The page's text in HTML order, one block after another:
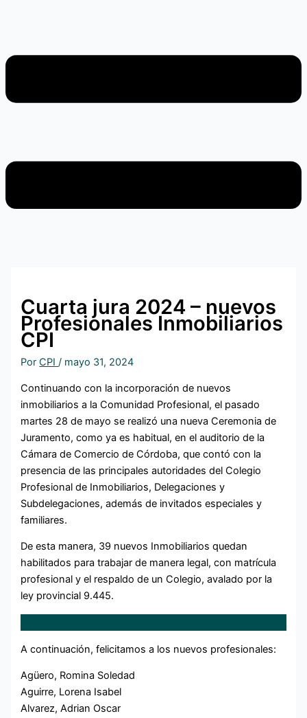
Cuarta jura 2024 – nuevos
Profesionales Inmobiliarios
CPI
PorCPI/ mayo 31, 2024
Continuando con la incorporación de nuevos
inmobiliarios a la Comunidad Profesional, el pasado
martes 28 de mayo se realizó una nueva Ceremonia de
Juramento, como ya es habitual, en el auditorio de la
Cámara de Comercio de Córdoba, que contó con la
presencia de las principales autoridades del Colegio
Profesional de Inmobiliarios, Delegaciones y
Subdelegaciones, además de invitados especiales y
familiares.
De esta manera, 39 nuevos Inmobiliarios quedan
habilitados para trabajar de manera legal, con matrícula
profesional y el respaldo de un Colegio, avalado por la
ley provincial 9.445.
A continuación, felicitamos a los nuevos profesionales:
Agüero, Romina Soledad
Aguirre, Lorena Isabel
Alvarez, Adrian Oscar